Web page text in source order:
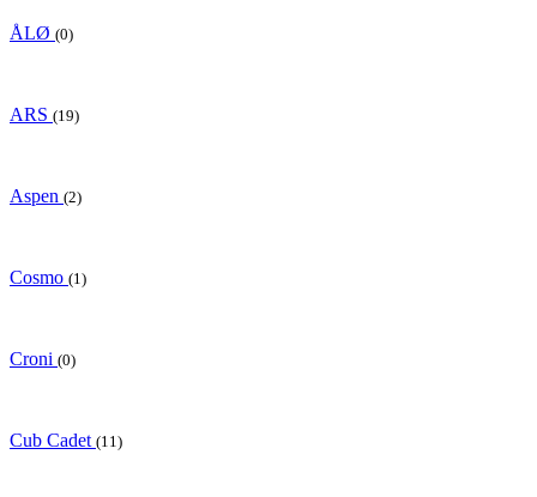
ÅLØ (0)
ARS (19)
Aspen (2)
Cosmo (1)
Croni (0)
Cub Cadet (11)